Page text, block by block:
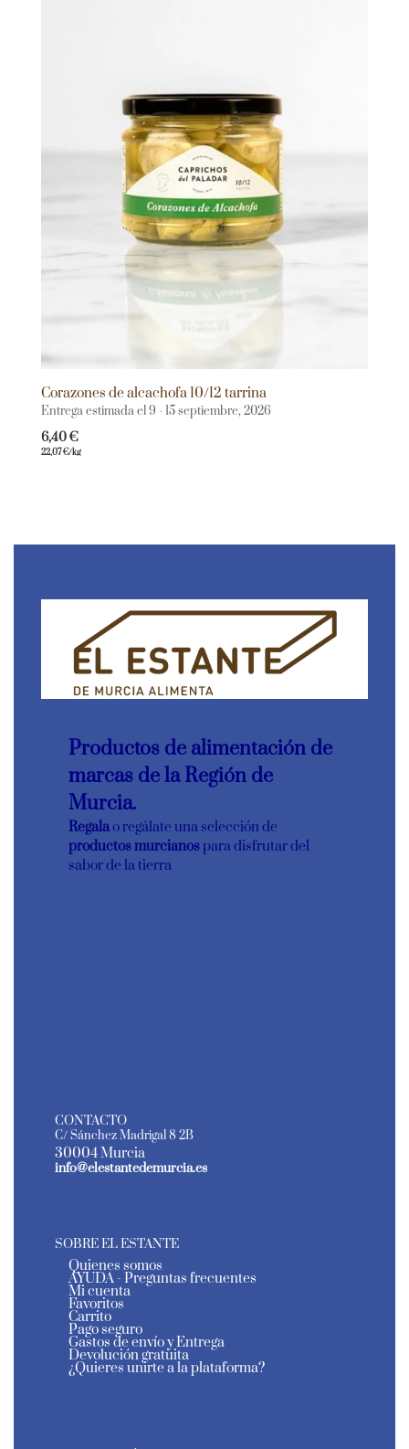
Corazones de alcachofa 10/12 tarrina
Entrega estimada el 9 - 15 septiembre, 2026
6,40€
22,07€/kg
Productos de alimentación de
marcas de la Región de
Murcia.
Regalao regálate una selección de
productos murcianospara disfrutar del
sabor de la tierra
CONTACTO
C/ Sánchez Madrigal 8 2B
30004 Murcia
info@elestantedemurcia.es
SOBRE EL ESTANTE
Quienes somos
AYUDA - Preguntas frecuentes
Mi cuenta
Favoritos
Carrito
Pago seguro
Gastos de envío y Entrega
Devolución gratuita
¿Quieres unirte a la plataforma?